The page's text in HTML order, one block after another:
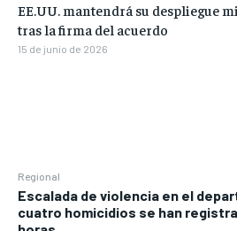
Regional
Escalada de violencia en el
cuatro homicidios se han
EE.UU. mantendrá su despliegue
tras la firma del acuerdo
15 de junio de 2026